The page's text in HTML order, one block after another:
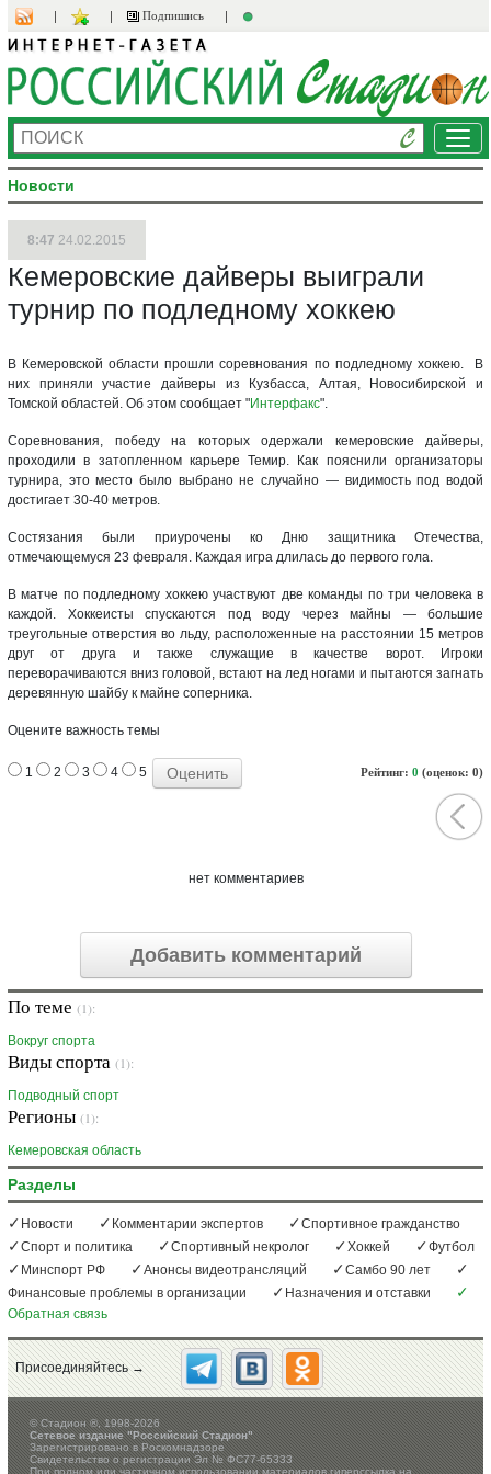
Подпишись
Новости
8:47 24.02.2015
Кемеровские дайверы выиграли
турнир по подледному хоккею
В Кемеровской области прошли соревнования по подледному хоккею. В
них приняли участие дайверы из Кузбасса, Алтая, Новосибирской и
Томской областей. Об этом сообщает "Интерфакс".
Соревнования, победу на которых одержали кемеровские дайверы,
проходили в затопленном карьере Темир. Как пояснили организаторы
турнира, это место было выбрано не случайно — видимость под водой
достигает 30-40 метров.
Состязания были приурочены ко Дню защитника Отечества,
отмечающемуся 23 февраля. Каждая игра длилась до первого гола.
В матче по подледному хоккею участвуют две команды по три человека в
каждой. Хоккеисты спускаются под воду через майны — большие
треугольные отверстия во льду, расположенные на расстоянии 15 метров
друг от друга и также служащие в качестве ворот. Игроки
переворачиваются вниз головой, встают на лед ногами и пытаются загнать
деревянную шайбу к майне соперника.
Оцените важность темы
Рейтинг: 0 (оценок: 0)
1 2 3 4 5
нет комментариев
Добавить комментарий
По теме (1):
Вокруг спорта
Виды спорта (1):
Подводный спорт
Регионы (1):
Кемеровская область
Разделы
Новости Комментарии экспертов
Спортивное гражданство
Спорт и политика
Спортивный некролог Хоккей
Футбол
Минспорт РФ
Анонсы видеотрансляций
Самбо 90 лет
Финансовые проблемы в организации
Назначения и отставки
Обратная связь
Присоединяйтесь →
©Стадион ®, 1998-2026
Сетевое издание "Российский Стадион"
Зарегистрировано в Роскомнадзоре
Свидетельство о регистрации Эл № ФС77-65333
При полном или частичном использовании материалов гиперссылка на